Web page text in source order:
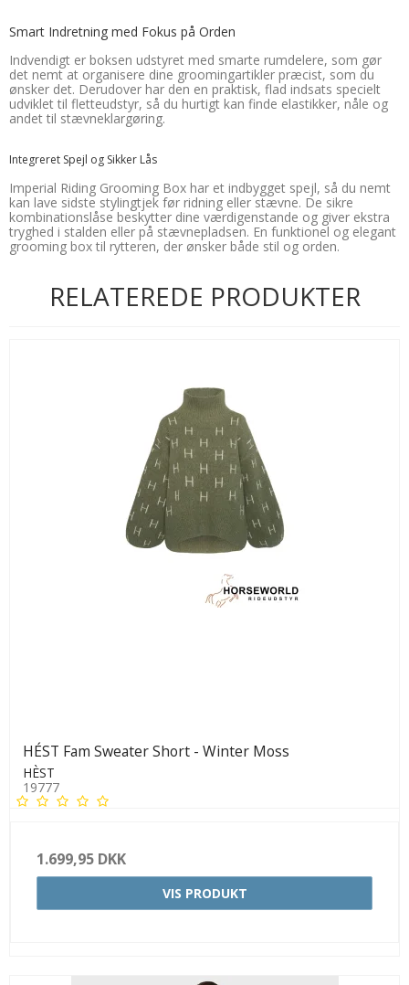
Smart Indretning med Fokus på Orden
Indvendigt er boksen udstyret med smarte rumdelere, som gør
det nemt at organisere dine groomingartikler præcist, som du
ønsker det. Derudover har den en praktisk, flad indsats specielt
udviklet til fletteudstyr, så du hurtigt kan finde elastikker, nåle og
andet til stævneklargøring.
Integreret Spejl og Sikker Lås
Imperial Riding Grooming Box har et indbygget spejl, så du nemt
kan lave sidste stylingtjek før ridning eller stævne. De sikre
kombinationslåse beskytter dine værdigenstande og giver ekstra
tryghed i stalden eller på stævnepladsen. En funktionel og elegant
grooming box til rytteren, der ønsker både stil og orden.
RELATEREDE PRODUKTER
HÉST Fam Sweater Short - Winter Moss
HÈST
19777
1.699,95 DKK
VIS PRODUKT